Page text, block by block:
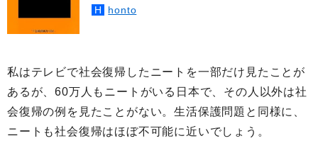
honto
私はテレビで社会復帰したニートを一部だけ見たことが
あるが、60万人もニートがいる日本で、その人以外は社
会復帰の例を見たことがない。生活保護問題と同様に、
ニートも社会復帰はほぼ不可能に近いでしょう。